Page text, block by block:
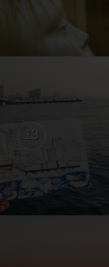
13